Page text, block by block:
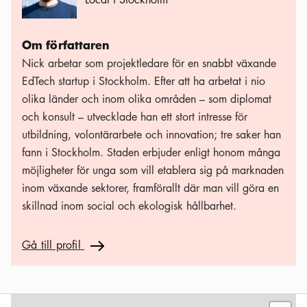
Om författaren
Nick arbetar som projektledare för en snabbt växande
EdTech startup i Stockholm. Efter att ha arbetat i nio
olika länder och inom olika områden – som diplomat
och konsult – utvecklade han ett stort intresse för
utbildning, volontärarbete och innovation; tre saker han
fann i Stockholm. Staden erbjuder enligt honom många
möjligheter för unga som vill etablera sig på marknaden
inom växande sektorer, framförallt där man vill göra en
skillnad inom social och ekologisk hållbarhet.
Gå till profil
Gå till profil Pil ikon
Leaflet|